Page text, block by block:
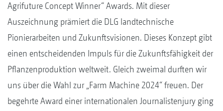
Agrifuture Concept Winner“ Awards. Mit dieser
Auszeichnung prämiert die DLG landtechnische
Pionierarbeiten und Zukunftsvisionen. Dieses Konzept gibt
einen entscheidenden Impuls für die Zukunftsfähigkeit der
Pflanzenproduktion weltweit. Gleich zweimal durften wir
uns über die Wahl zur „Farm Machine 2024“ freuen. Der
begehrte Award einer internationalen Journalistenjury ging